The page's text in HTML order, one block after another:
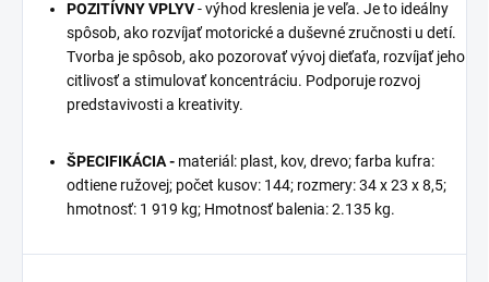
POZITÍVNY VPLYV- výhod kreslenia je veľa. Je to ideálny
spôsob, ako rozvíjať motorické a duševné zručnosti u detí.
Tvorba je spôsob, ako pozorovať vývoj dieťaťa, rozvíjať jeho
citlivosť a stimulovať koncentráciu. Podporuje rozvoj
predstavivosti a kreativity.
ŠPECIFIKÁCIA - materiál: plast, kov, drevo; farba kufra:
odtiene ružovej; počet kusov: 144; rozmery: 34 x 23 x 8,5;
hmotnosť: 1 919 kg; Hmotnosť balenia: 2.135 kg.